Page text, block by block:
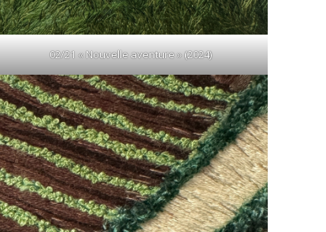
02/21 « Nouvelle aventure » (2024)